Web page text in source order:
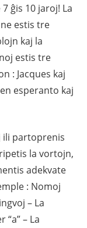
ĝis 10 jaroj! La
estis tre
kaj la
estis tre
: Jacques kaj
esperanto kaj
ili partoprenis
la vortojn,
adekvate
: Nomoj
– La
– La